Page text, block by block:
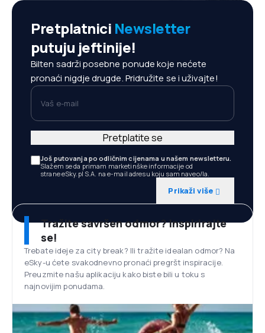
Pretplatnici Newsletter
putuju jeftinije!
Bilten sadrži posebne ponude koje nećete
pronaći nigdje drugde. Pridružite se i uživajte!
Vaš e-mail
Još putovanja po odličnim cijenama u našem newsletteru.
Slažem se da primam marketinške informacije od
strane eSky.pl S.A. na e-mail adresu koju sam naveo/la.
Prikaži više
Pretplatite se
Tražite savršen odmor? Inspirirajte
se!
Trebate ideje za city break? Ili tražite idealan odmor? Na
eSky-u ćete svakodnevno pronaći pregršt inspiracije.
Preuzmite našu aplikaciju kako biste bili u toku s
najnovijim ponudama.